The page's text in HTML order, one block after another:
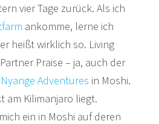
vier Tage zurück. Als ich
ankomme, lerne ich
heißt wirklich so. Living
Praise – ja, auch der
Nyange Adventures in Moshi.
am Kilimanjaro liegt.
ein in Moshi auf deren